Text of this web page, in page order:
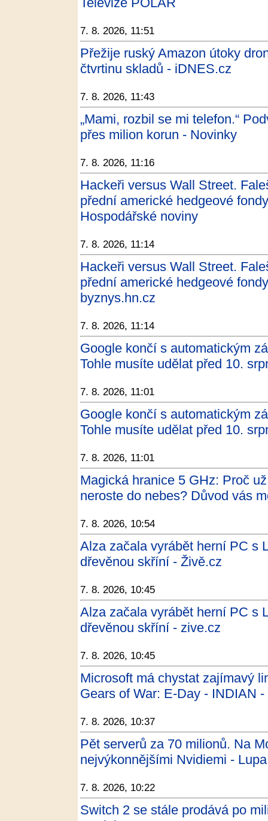
7. 8. 2026, 11:51
Přežije ruský Amazon útoky
čtvrtinu skladů - iDNES.cz
7. 8. 2026, 11:43
„Mami, rozbil se mi telefon.“
přes milion korun - Novinky
7. 8. 2026, 11:16
Hackeři versus Wall Street.
přední americké hedgeové
Hospodářské noviny
7. 8. 2026, 11:14
Hackeři versus Wall Street.
přední americké hedgeové
byznys.hn.cz
7. 8. 2026, 11:14
Google končí s automatickým
Tohle musíte udělat před 10.
7. 8. 2026, 11:01
Google končí s automatickým
Tohle musíte udělat před 10.
7. 8. 2026, 11:01
Magická hranice 5 GHz: Proč
neroste do nebes? Důvod vás
7. 8. 2026, 10:54
Alza začala vyrábět herní PC s
dřevěnou skříní - Živě.cz
7. 8. 2026, 10:45
Alza začala vyrábět herní PC s
dřevěnou skříní - zive.cz
7. 8. 2026, 10:45
Microsoft má chystat zajímavý
Gears of War: E-Day - INDIAN
7. 8. 2026, 10:37
Pět serverů za 70 milionů. Na
nejvýkonnějšími Nvidiemi -
7. 8. 2026, 10:22
Switch 2 se stále prodává po